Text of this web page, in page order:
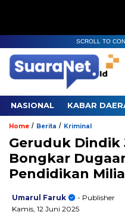
SCROLL TO
NASIONAL KABAR
Home / Berita / Kriminal
Geruduk Dindik
Bongkar
Pendidikan
Umarul Faruk
- Publisher
Kamis, 12 Juni 2025